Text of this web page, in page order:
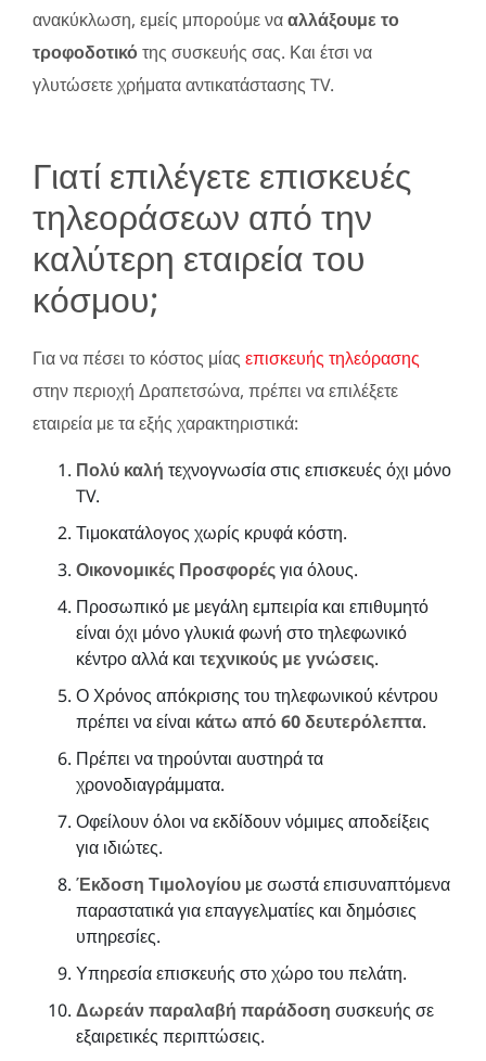
ανακύκλωση, εμείς μπορούμε νααλλάξουμε το
τροφοδοτικότης συσκευής σας. Και έτσι να
γλυτώσετε χρήματα αντικατάστασης TV.
Γιατί επιλέγετε επισκευές
τηλεοράσεων από την
καλύτερη εταιρεία του
κόσμου;
Για να πέσει το κόστος μίας επισκευής τηλεόρασης
στην περιοχή Δραπετσώνα, πρέπει να επιλέξετε
εταιρεία με τα εξής χαρακτηριστικά:
Πολύ καλή τεχνογνωσία στις επισκευές όχι μόνο
TV.
Τιμοκατάλογος χωρίς κρυφά κόστη.
Οικονομικές Προσφορέςγια όλους.
Προσωπικό με μεγάλη εμπειρία και επιθυμητό
είναι όχι μόνο γλυκιά φωνή στο τηλεφωνικό
κέντρο αλλά και τεχνικούς με γνώσεις.
Ο Χρόνος απόκρισης του τηλεφωνικού κέντρου
πρέπει να είναι κάτω από 60 δευτερόλεπτα.
Πρέπει να τηρούνται αυστηρά τα
χρονοδιαγράμματα.
Οφείλουν όλοι να εκδίδουν νόμιμες αποδείξεις
για ιδιώτες.
Έκδοση Τιμολογίου με σωστά επισυναπτόμενα
παραστατικά για επαγγελματίες και δημόσιες
υπηρεσίες.
Υπηρεσία επισκευής στο χώρο του πελάτη.
Δωρεάν παραλαβή παράδοση συσκευής σε
εξαιρετικές περιπτώσεις.